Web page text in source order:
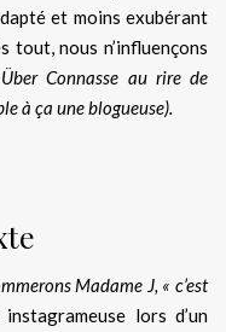
et moins exubérant
tout, nous n’influençons
Connasse au rire de
à ça une blogueuse).
Madame J, « c’est
lors d’un